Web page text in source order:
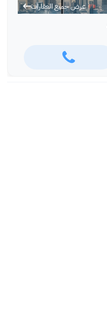
عرض جميع العقارات